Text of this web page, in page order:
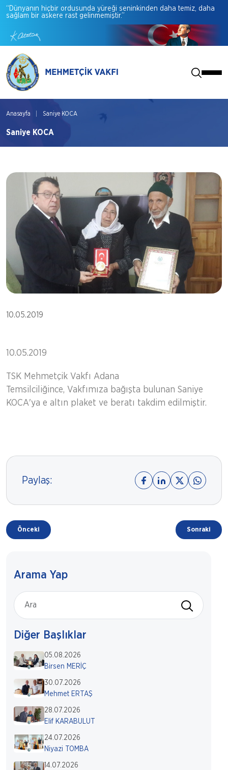
“Dünyanın hiçbir ordusunda yüreği seninkinden daha temiz, daha
sağlam bir askere rast gelinmemiştir.”
Anasayfa Saniye KOCA
Saniye KOCA
10.05.2019
10.05.2019
TSK Mehmetçik Vakfı Adana
Temsilciliğince, Vakfımıza bağışta bulunan Saniye
KOCA'ya e altın plaket ve beratı takdim edilmiştir.
Paylaş:
Önceki Sonraki
Arama Yap
Diğer Başlıklar
05.08.2026
Birsen MERİÇ
30.07.2026
Mehmet ERTAŞ
28.07.2026
Elif KARABULUT
24.07.2026
Niyazi TOMBA
14.07.2026